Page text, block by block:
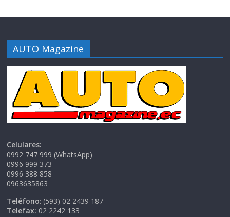
AUTO Magazine
Celulares:
0992 747 999 (WhatsApp)
0996 999 373
0996 388 858
0963635863
Teléfono: (593) 02 2439 187
Telefax: 02 2242 133